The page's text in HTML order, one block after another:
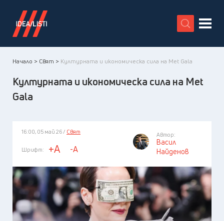
X
Начало > Свят > Културната и икономическа сила на Met Gala
Културната и икономическа сила на Met
Gala
16:00, 05 май 26 / Свят
Шрифт: +A -A
Автор:
Васил
Найденов